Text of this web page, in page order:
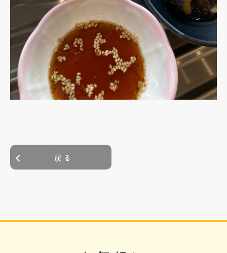
戻る